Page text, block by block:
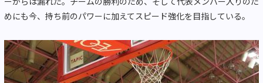
めにも今、持ち前のパワーに加えてスピード強化を目指している。